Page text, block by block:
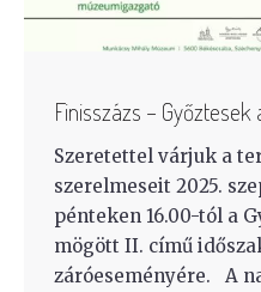
Finisszázs –
Szeretettel várjuk a
szerelmeseit 2025.
pénteken 16.00-tól a
mögött II. című
záróeseményére. A